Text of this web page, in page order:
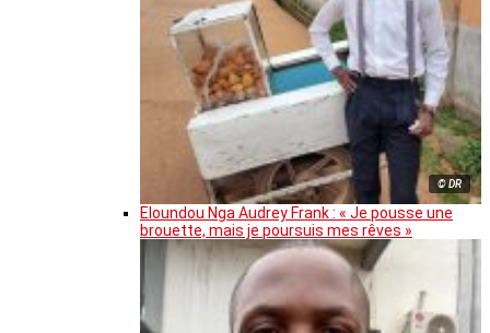
© DR
Eloundou Nga Audrey Frank : « Je pousse une
brouette, mais je poursuis mes rêves »